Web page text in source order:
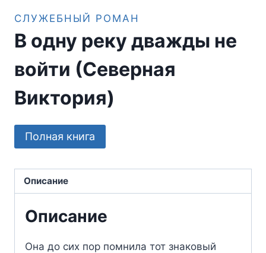
СЛУЖЕБНЫЙ РОМАН
В одну реку дважды не
войти (Северная
Виктория)
Полная книга
Описание
Описание
Она до сих пор помнила тот знаковый